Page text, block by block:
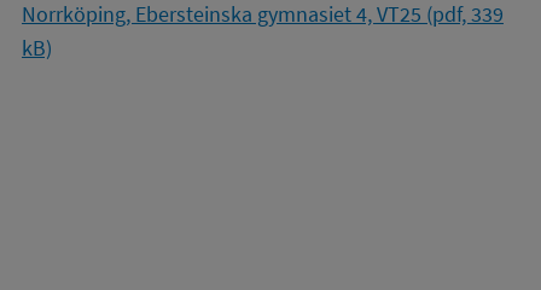
Norrköping, Ebersteinska gymnasiet 4, VT25 (pdf, 339
kB)